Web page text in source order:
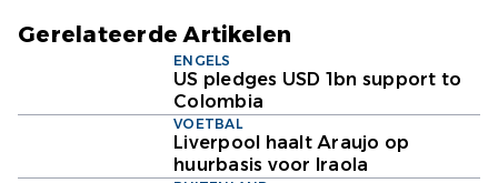
Gerelateerde Artikelen
ENGELS
US pledges USD 1bn support to
Colombia
VOETBAL
Liverpool haalt Araujo op
huurbasis voor Iraola